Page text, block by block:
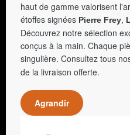
haut de gamme valorisent
étoffes signées Pierre Frey,
Découvrez notre sélection
conçus à la main. Chaque
singulière. Consultez tous
de la livraison offerte.
Agrandir